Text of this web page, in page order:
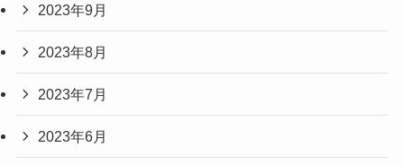
2023年9月
2023年8月
2023年7月
2023年6月